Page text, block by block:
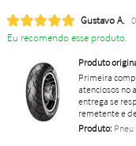
Gustavo A.
Eu recomendo esse produto.
Produto
Primeira
atenciosos no
entrega se
remetente e
Produto:Pneu